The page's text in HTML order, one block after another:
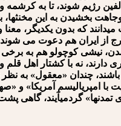
رژیم شوند، تا به کرشمه و
بخشیدن به این مخنث⁯ها،
که بدون یکدیگر،
از ایران هم دعوت می
نیشی کوچولو هم به برخی
دارند، نه با کشتار اهل
چندان «معقول» به
امپریالیسم آمریکا» و
گردمی⁯آیند، گاهی